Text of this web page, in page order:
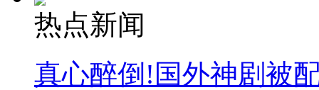
热点新闻
真心醉倒!国外神剧被